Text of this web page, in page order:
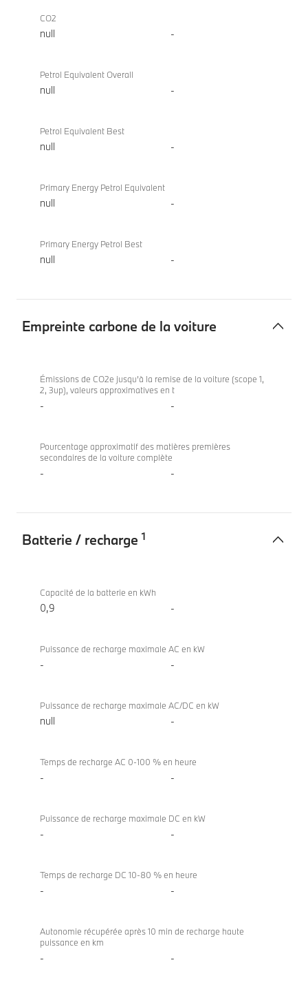
CO2
null -
Petrol Equivalent Overall
null -
Petrol Equivalent Best
null -
Primary Energy Petrol Equivalent
null -
Primary Energy Petrol Best
null -
Empreinte carbone de la voiture
carbone
sDrive20d
Émissions de CO2e jusqu’à la remise de la voiture (scope 1,
2, 3up), valeurs approximatives en t
- -
Pourcentage approximatif des matières premières
secondaires de la voiture complète
- -
Batterie / recharge 1
recharge
sDrive20d
Capacité de la batterie en kWh
0,9 -
Puissance de recharge maximale AC en kW
- -
Puissance de recharge maximale AC/DC en kW
null -
Temps de recharge AC 0-100 % en heure
- -
Puissance de recharge maximale DC en kW
- -
Temps de recharge DC 10-80 % en heure
- -
Autonomie récupérée après 10 min de recharge haute
puissance en km
- -